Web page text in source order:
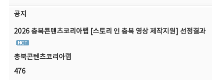
공지
2026 충북콘텐츠코리아랩 [스토리 인 충북 영상 제작지원] 선정결과
충북콘텐츠코리아랩
476